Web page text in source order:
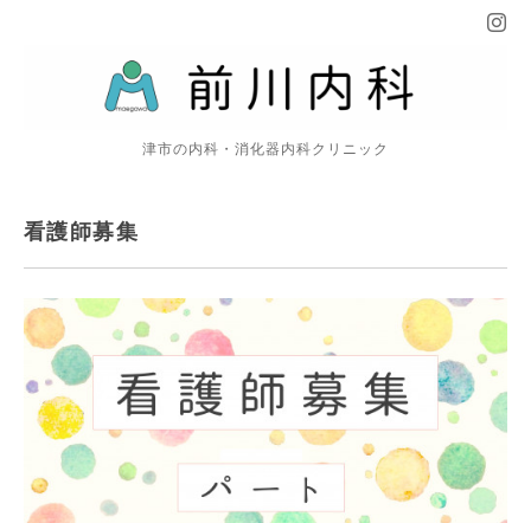
津市の内科・消化器内科クリニック
看護師募集